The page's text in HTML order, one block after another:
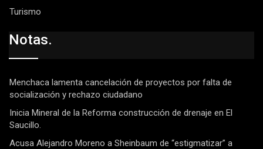
Turismo
Notas.
Menchaca lamenta cancelación de proyectos por falta de
socialización y rechazo ciudadano
Inicia Mineral de la Reforma construcción de drenaje en El
Saucillo.
Acusa Alejandro Moreno a Sheinbaum de “estigmatizar” a